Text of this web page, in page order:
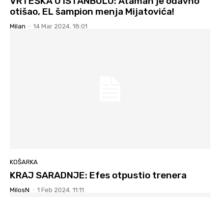
otišao, EL šampion menja Mijatovića!
Milan - 14 Mar 2024. 18:01
KOŠARKA
KRAJ SARADNJE: Efes otpustio trenera
MilosN - 1 Feb 2024. 11:11